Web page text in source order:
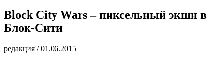
Block City Wars – пиксельный экшн в
Блок-Сити
редакция / 01.06.2015